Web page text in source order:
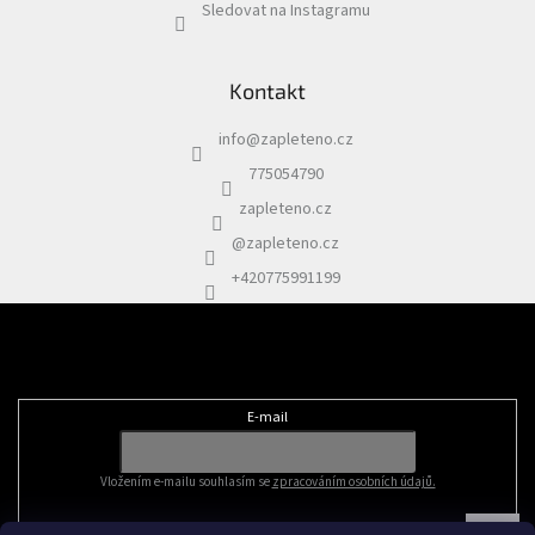
Sledovat na Instagramu
Kontakt
info@zapleteno.cz
775054790
zapleteno.cz
@zapleteno.cz
+420775991199
E-mail
Vložením e-mailu souhlasím se zpracováním osobních údajů.